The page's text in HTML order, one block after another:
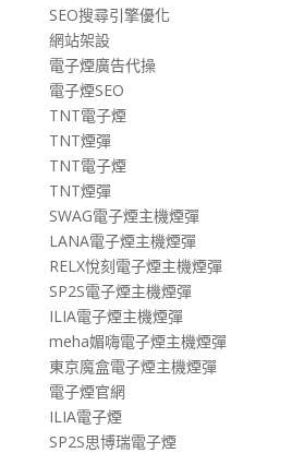
SEO搜尋引擎優化
網站架設
電子煙廣告代操
電子煙SEO
TNT電子煙
TNT煙彈
TNT電子煙
TNT煙彈
SWAG電子煙主機煙彈
LANA電子煙主機煙彈
RELX悅刻電子煙主機煙彈
SP2S電子煙主機煙彈
ILIA電子煙主機煙彈
meha媚嗨電子煙主機煙彈
東京魔盒電子煙主機煙彈
電子煙官網
ILIA電子煙
SP2S思博瑞電子煙